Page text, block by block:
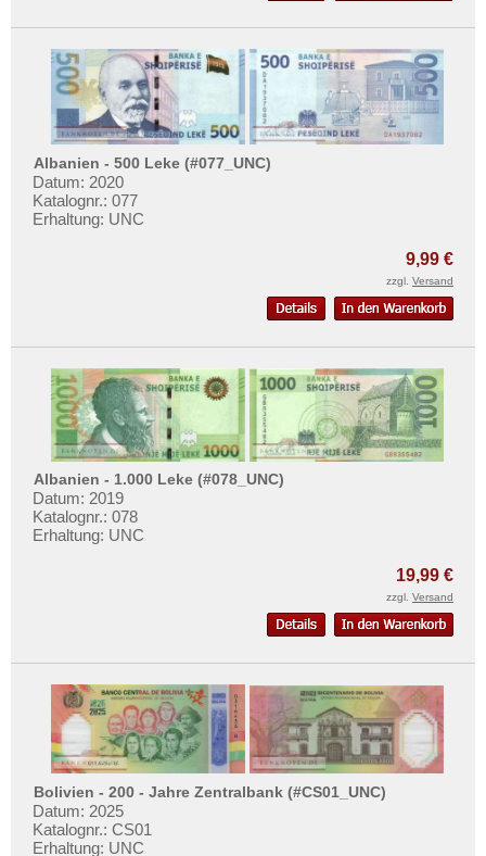
Portugiesisch Indien
Saudi Arabien
Singapur
Sri Lanka
Straits Settlements
Süd-Ossetien
Taiwan
Thailand
Timor
Turkmenistan
Usbekistan
Vereinigte Arabische Emirate
Vietnam
Liefer- und Versandkosten
AGB
Impressum
Albanien - 500 Leke (#077_UNC)
Datum: 2020
Katalognr.: 077
Erhaltung: UNC
9,99 €
zzgl. Versand
Albanien - 1.000 Leke (#078_UNC)
Datum: 2019
Katalognr.: 078
Erhaltung: UNC
19,99 €
zzgl. Versand
Bolivien - 200 - Jahre Zentralbank (#CS01_UNC)
Datum: 2025
Katalognr.: CS01
Erhaltung: UNC